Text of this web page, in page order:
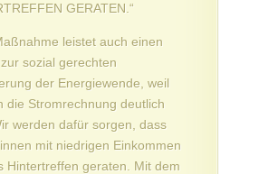
GERATEN.“
leistet auch einen
sozial gerechten
der Energiewende, weil
die Stromrechnung deutlich
werden dafür sorgen, dass
mit niedrigen Einkommen
Hintertreffen geraten. Mit dem